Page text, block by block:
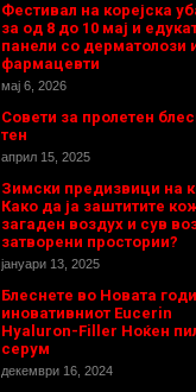
Фестивал на корејска
за од 8 до 10 мај и
панели со дерматолози
фармацевти
мај 6, 2026
Совети за пролетен
тен
април 15, 2025
Зимски предизвици на
Како да ја заштитите
загаден воздух и сув
затворени простории?
јануари 13, 2025
Блеснете во Новата
иновативниот Eucerin
Hyaluron-Filler Ноќен
серум
декември 16, 2024